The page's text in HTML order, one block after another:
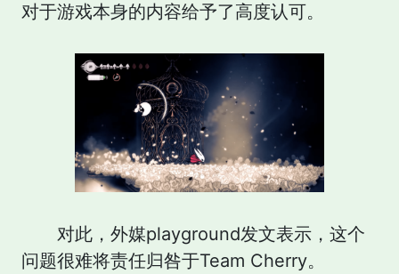
对于游戏本身的内容给予了高度认可。
对此，外媒playground发文表示，这个
问题很难将责任归咎于Team Cherry。